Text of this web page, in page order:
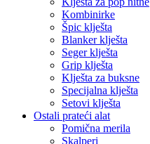
Kombinirke
Špic klješta
Blanker klješta
Seger klješta
Grip klješta
Klješta za buksne
Specijalna klješta
Setovi klješta
Ostali prateći alat
Pomična merila
Skalperi